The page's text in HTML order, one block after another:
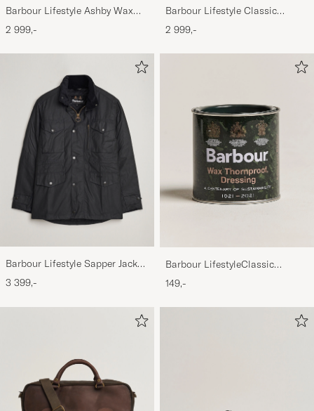
Barbour Lifestyle Ashby Wax
Jacket Olive
2 999,-
Barbour Lifestyle Classic
Bedale Jacket Olive
2 999,-
Barbour Lifestyle Sapper Jacket
Black
3 399,-
Barbour LifestyleClassic
Thornproof Dressing
149,-